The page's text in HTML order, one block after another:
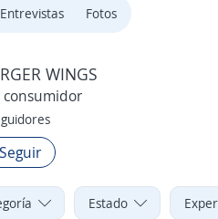
Entrevistas Fotos
WINGS
Estado